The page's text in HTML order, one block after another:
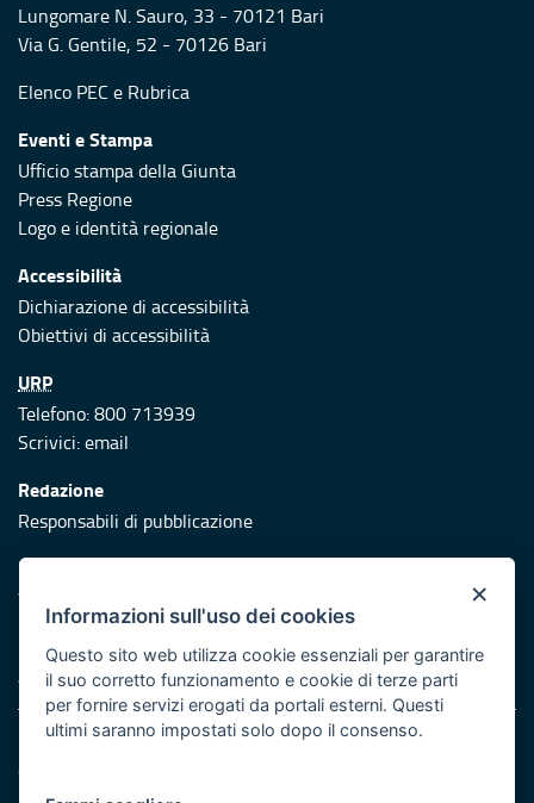
Lungomare N. Sauro, 33 - 70121 Bari
Via G. Gentile, 52 - 70126 Bari
Elenco PEC e Rubrica
Eventi e Stampa
Ufficio stampa della Giunta
Press Regione
Logo e identità regionale
Accessibilità
Dichiarazione di accessibilità
Obiettivi di accessibilità
URP
Telefono: 800 713939
Scrivici:email
Redazione
Responsabili di pubblicazione
Protezione civile
Vai al sito di Protezione Civile Puglia
Iniziativa finanziata con risorse del POR Puglia 2014/2020 -
Asse XI
Note legali
Cookie e privacy
×
Informazioni sull'uso dei cookies
Questo sito web utilizza cookie essenziali per garantire
il suo corretto funzionamento e cookie di terze parti
per fornire servizi erogati da portali esterni. Questi
ultimi saranno impostati solo dopo il consenso.